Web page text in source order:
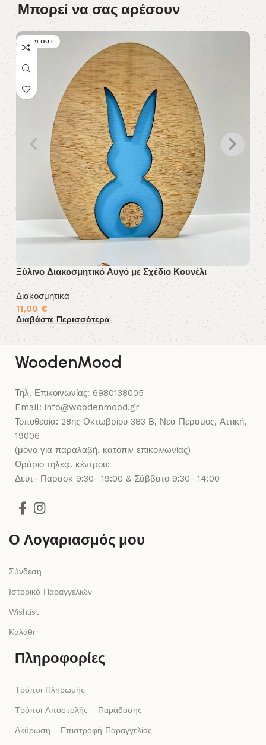
Μπορεί να σας αρέσουν
SOLD OUT
Ξύλινο Διακοσμητικό Αυγό με Σχέδιο Κουνέλι
Διακοσμητικά
11,00€
Διαβάστε Περισσότερα
WoodenMood
Τηλ. Επικοινωνίας: 6980138005
Email: info@woodenmood.gr
Τοποθεσία: 28ης Οκτωβρίου 383 Β, Νεα Περαμος, Αττική,
19006
(μόνο για παραλαβή, κατόπιν επικοινωνίας)
Ωράριο τηλεφ. κέντρου:
Δευτ- Παρασκ 9:30- 19:00 & Σάββατο 9:30- 14:00
Ο Λογαριασμός μου
Σύνδεση
Ιστορικό Παραγγελιών
Wishlist
Καλάθι
Πληροφορίες
Τρόποι Πληρωμής
Τρόποι Αποστολής - Παράδοσης
Ακύρωση - Επιστροφή Παραγγελίας